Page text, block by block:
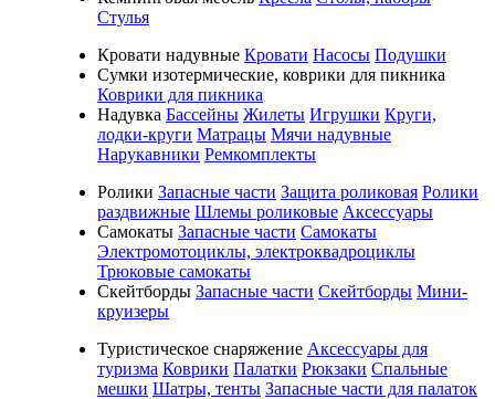
Стулья
Кровати надувные Кровати Насосы Подушки
Cумки изотермические, коврики для пикника
Коврики для пикника
Надувка Бассейны Жилеты Игрушки Круги,
лодки-круги Матрацы Мячи надувные
Нарукавники Ремкомплекты
Ролики Запасные части Защита роликовая Ролики
раздвижные Шлемы роликовые Аксессуары
Самокаты Запасные части Самокаты
Электромотоциклы, электроквадроциклы
Трюковые самокаты
Скейтборды Запасные части Скейтборды Мини-
круизеры
Туристическое снаряжение Аксессуары для
туризма Коврики Палатки Рюкзаки Спальные
мешки Шатры, тенты Запасные части для палаток